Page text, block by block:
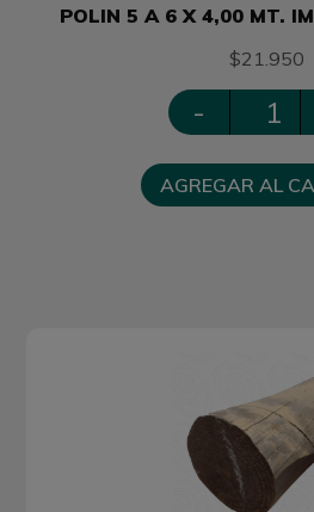
POLIN 5 A 6 X 4,00 MT.
$21.950
-
AGREGAR AL